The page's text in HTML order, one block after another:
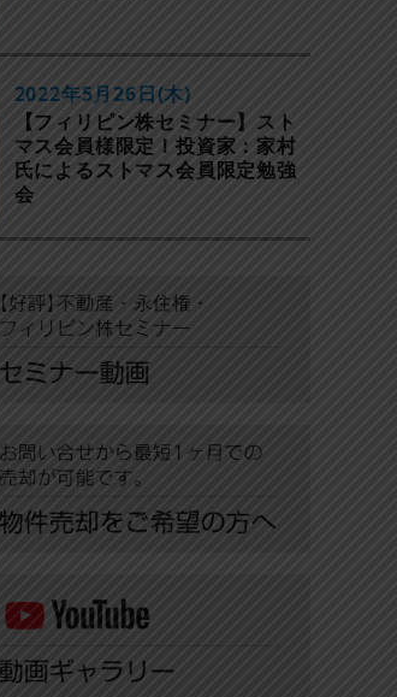
【フィリピン株セミナー】スト
マス会員様限定！投資家：家村
氏によるストマス会員限定勉強
会
2022年5月26日(木)